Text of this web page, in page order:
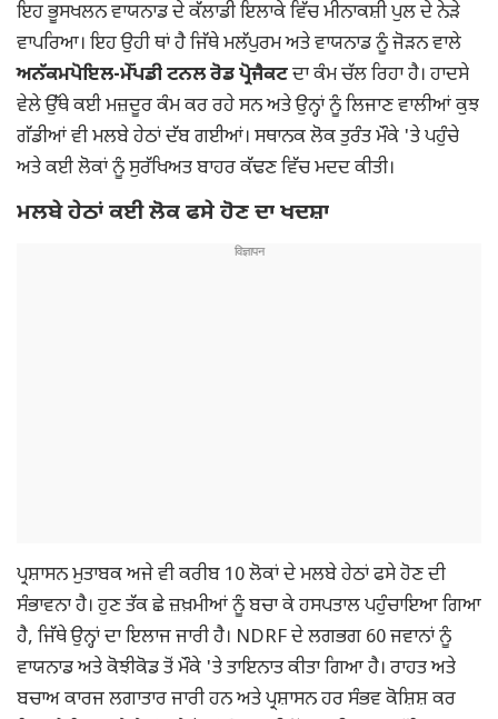
ਇਹ ਭੂਸਖਲਨ ਵਾਯਨਾਡ ਦੇ ਕੱਲਾਡੀ ਇਲਾਕੇ ਵਿੱਚ ਮੀਨਾਕਸ਼ੀ ਪੁਲ ਦੇ ਨੇੜੇ
ਵਾਪਰਿਆ। ਇਹ ਉਹੀ ਥਾਂ ਹੈ ਜਿੱਥੇ ਮਲੱਪੁਰਮ ਅਤੇ ਵਾਯਨਾਡ ਨੂੰ ਜੋੜਨ ਵਾਲੇ
ਅਨੱਕਮਪੋਇਲ-ਮੇੱਪਡੀ ਟਨਲ ਰੋਡ ਪ੍ਰੋਜੈਕਟਦਾ ਕੰਮ ਚੱਲ ਰਿਹਾ ਹੈ। ਹਾਦਸੇ
ਵੇਲੇ ਉੱਥੇ ਕਈ ਮਜ਼ਦੂਰ ਕੰਮ ਕਰ ਰਹੇ ਸਨ ਅਤੇ ਉਨ੍ਹਾਂ ਨੂੰ ਲਿਜਾਣ ਵਾਲੀਆਂ ਕੁਝ
ਗੱਡੀਆਂ ਵੀ ਮਲਬੇ ਹੇਠਾਂ ਦੱਬ ਗਈਆਂ। ਸਥਾਨਕ ਲੋਕ ਤੁਰੰਤ ਮੌਕੇ 'ਤੇ ਪਹੁੰਚੇ
ਅਤੇ ਕਈ ਲੋਕਾਂ ਨੂੰ ਸੁਰੱਖਿਅਤ ਬਾਹਰ ਕੱਢਣ ਵਿੱਚ ਮਦਦ ਕੀਤੀ।
ਮਲਬੇ ਹੇਠਾਂ ਕਈ ਲੋਕ ਫਸੇ ਹੋਣ ਦਾ ਖਦਸ਼ਾ
ਪ੍ਰਸ਼ਾਸਨ ਮੁਤਾਬਕ ਅਜੇ ਵੀ ਕਰੀਬ 10 ਲੋਕਾਂ ਦੇ ਮਲਬੇ ਹੇਠਾਂ ਫਸੇ ਹੋਣ ਦੀ
ਸੰਭਾਵਨਾ ਹੈ। ਹੁਣ ਤੱਕ ਛੇ ਜ਼ਖ਼ਮੀਆਂ ਨੂੰ ਬਚਾ ਕੇ ਹਸਪਤਾਲ ਪਹੁੰਚਾਇਆ ਗਿਆ
ਹੈ, ਜਿੱਥੇ ਉਨ੍ਹਾਂ ਦਾ ਇਲਾਜ ਜਾਰੀ ਹੈ। NDRF ਦੇ ਲਗਭਗ 60 ਜਵਾਨਾਂ ਨੂੰ
ਵਾਯਨਾਡ ਅਤੇ ਕੋਝੀਕੋਡ ਤੋਂ ਮੌਕੇ 'ਤੇ ਤਾਇਨਾਤ ਕੀਤਾ ਗਿਆ ਹੈ। ਰਾਹਤ ਅਤੇ
ਬਚਾਅ ਕਾਰਜ ਲਗਾਤਾਰ ਜਾਰੀ ਹਨ ਅਤੇ ਪ੍ਰਸ਼ਾਸਨ ਹਰ ਸੰਭਵ ਕੋਸ਼ਿਸ਼ ਕਰ